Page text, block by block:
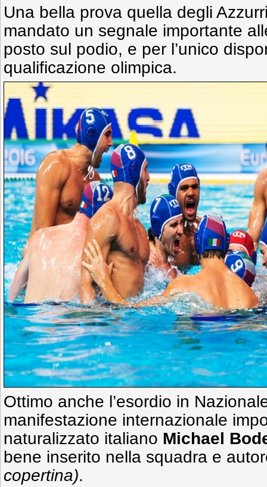
Una bella prova quella degli
mandato un segnale importante
posto sul podio, e per l’unico
qualificazione olimpica.
Ottimo anche l’esordio in
manifestazione internazionale
naturalizzato italiano Michael
bene inserito nella squadra e
copertina).